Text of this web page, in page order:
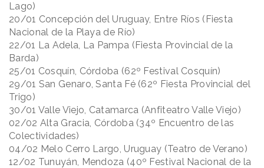
Lago)
20/01 Concepción del Uruguay, Entre Ríos (Fiesta
Nacional de la Playa de Río)
22/01 La Adela, La Pampa (Fiesta Provincial de la
Barda)
25/01 Cosquín, Córdoba (62º Festival Cosquín)
29/01 San Genaro, Santa Fé (62º Fiesta Provincial del
Trigo)
30/01 Valle Viejo, Catamarca (Anfiteatro Valle Viejo)
02/02 Alta Gracia, Córdoba (34º Encuentro de las
Colectividades)
04/02 Melo Cerro Largo, Uruguay (Teatro de Verano)
12/02 Tunuyán, Mendoza (40º Festival Nacional de la